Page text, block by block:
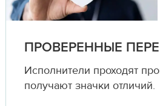
ПРОВЕРЕННЫЕ
Исполнители проходят
получают значки отличий.